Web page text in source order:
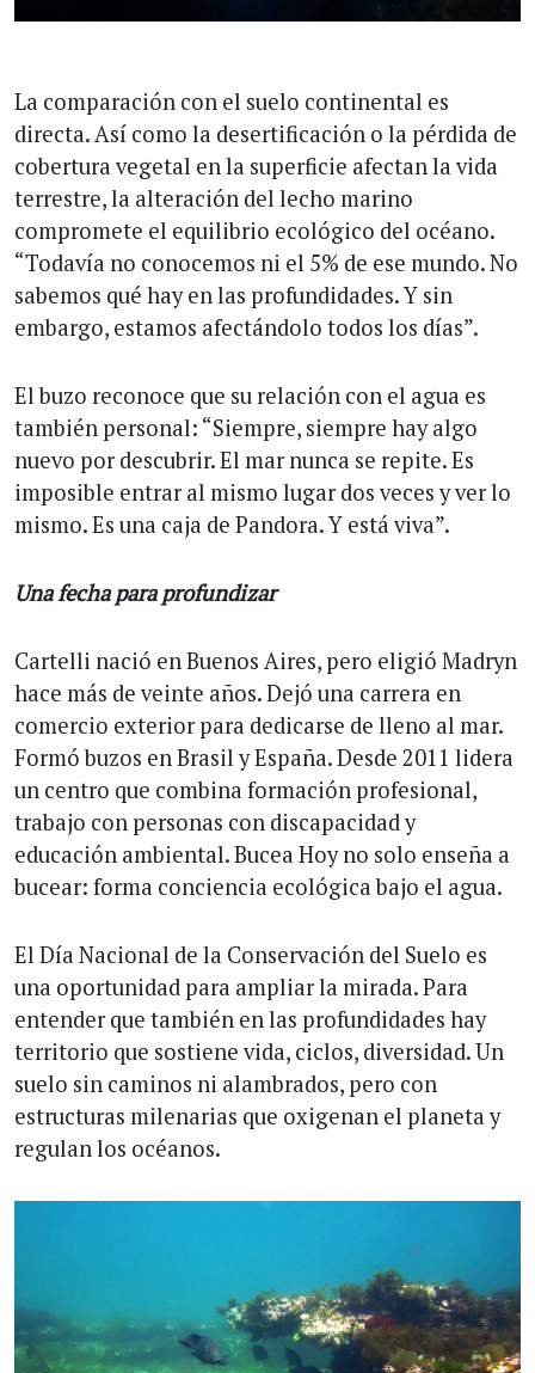
La comparación con el suelo continental es
directa. Así como la desertificación o la pérdida de
cobertura vegetal en la superficie afectan la vida
terrestre, la alteración del lecho marino
compromete el equilibrio ecológico del océano.
“Todavía no conocemos ni el 5% de ese mundo. No
sabemos qué hay en las profundidades. Y sin
embargo, estamos afectándolo todos los días”.
El buzo reconoce que su relación con el agua es
también personal: “Siempre, siempre hay algo
nuevo por descubrir. El mar nunca se repite. Es
imposible entrar al mismo lugar dos veces y ver lo
mismo. Es una caja de Pandora. Y está viva”.
Una fecha para profundizar
Cartelli nació en Buenos Aires, pero eligió Madryn
hace más de veinte años. Dejó una carrera en
comercio exterior para dedicarse de lleno al mar.
Formó buzos en Brasil y España. Desde 2011 lidera
un centro que combina formación profesional,
trabajo con personas con discapacidad y
educación ambiental. Bucea Hoy no solo enseña a
bucear: forma conciencia ecológica bajo el agua.
El Día Nacional de la Conservación del Suelo es
una oportunidad para ampliar la mirada. Para
entender que también en las profundidades hay
territorio que sostiene vida, ciclos, diversidad. Un
suelo sin caminos ni alambrados, pero con
estructuras milenarias que oxigenan el planeta y
regulan los océanos.